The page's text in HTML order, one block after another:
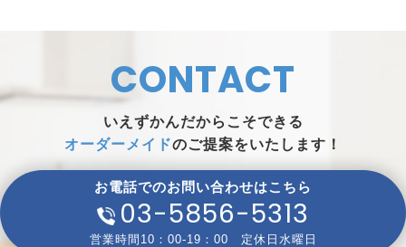
CONTACT
いえずかんだからこそできる
オーダーメイドのご提案をいたします！
お電話でのお問い合わせはこちら
03-5856-5313
営業時間10：00-19：00 定休日水曜日